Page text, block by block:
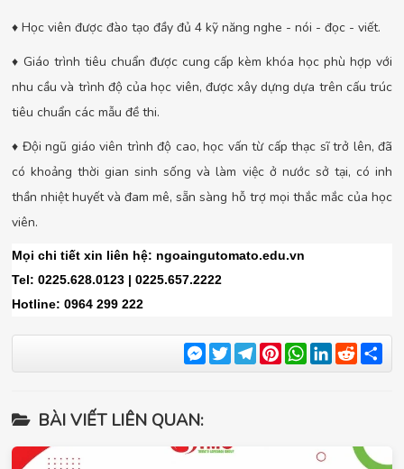
♦ Học viên được đào tạo đầy đủ 4 kỹ năng nghe - nói - đọc - viết.
♦ Giáo trình tiêu chuẩn được cung cấp kèm khóa học phù hợp với
nhu cầu và trình độ của học viên, được xây dựng dựa trên cấu trúc
tiêu chuẩn các mẫu đề thi.
♦ Đội ngũ giáo viên trình độ cao, học vấn từ cấp thạc sĩ trở lên, đã
có khoảng thời gian sinh sống và làm việc ở nước sở tại, có inh
thần nhiệt huyết và đam mê, sẵn sàng hỗ trợ mọi thắc mắc của học
viên.
Mọi chi tiết xin liên hệ: ngoaingutomato.edu.vn
Tel: 0225.628.0123 | 0225.657.2222
Hotline: 0964 299 222
Messenger
TwitterTelegram
Pinterest
WhatsApp
LinkedIn
Reddit
BÀI VIẾT LIÊN QUAN: